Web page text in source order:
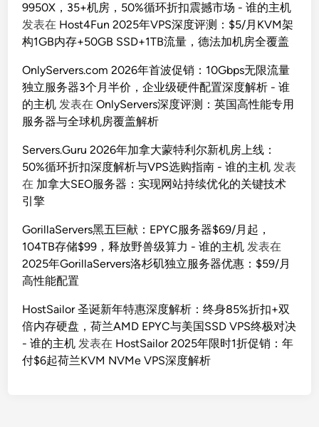
9950X，35+机房，50%循环折扣震撼市场 - 谁的主机
发表在 Host4Fun 2025年VPS深度评测：$5/月KVM架
构1GB内存+50GB SSD+1TB流量，德法加机房全覆盖
OnlyServers.com 2026年首波促销：10Gbps无限流量
独立服务器3个月半价，企业级硬件配置深度解析 - 谁
的主机 发表在OnlyServers深度评测：英国高性能专用
服务器与全球机房覆盖解析
Servers.Guru 2026年加拿大蒙特利尔新机房上线：
50%循环折扣深度解析与VPS选购指南 - 谁的主机 发表
在 加拿大SEO服务器：实现网站持续优化的关键技术
引擎
GorillaServers黑五巨献：EPYC服务器$69/月起，
104TB存储$99，释放野兽级算力 - 谁的主机 发表在
2025年GorillaServers洛杉矶独立服务器优惠：$59/月
高性能配置
HostSailor 圣诞新年特惠深度解析：终身85%折扣+双
倍内存硬盘，荷兰AMD EPYC与美国SSD VPS终极对决
- 谁的主机 发表在 HostSailor 2025年限时1折促销：年
付$6起荷兰KVM NVMe VPS深度解析